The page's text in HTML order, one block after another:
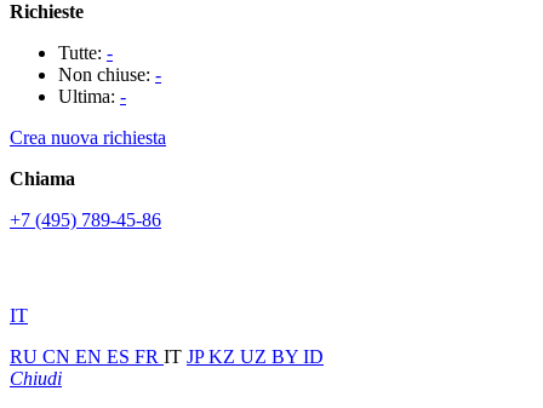
Richieste
Tutte: -
Non chiuse: -
Ultima: -
Crea nuova richiesta
Chiama
+7 (495) 789-45-86
IT
RU CN EN ES FR IT JPKZ UZ BY ID
Chiudi